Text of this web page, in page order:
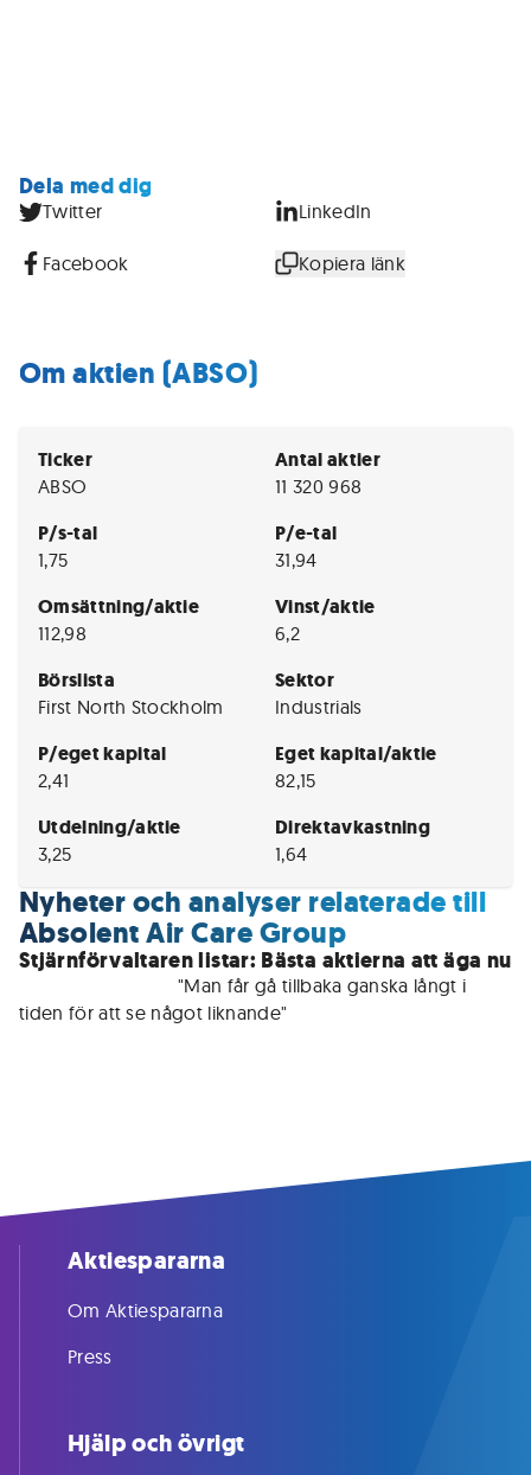
Dela med dig
Twitter LinkedIn
Facebook Kopiera länk
Om aktien (ABSO)
Ticker
ABSO
Antal aktier
11 320 968
P/s-tal
1,75
P/e-tal
31,94
Omsättning/aktie
112,98
Vinst/aktie
6,2
Börslista
First North Stockholm
Sektor
Industrials
P/eget kapital
2,41
Eget kapital/aktie
82,15
Utdelning/aktie
3,25
Direktavkastning
1,64
Nyheter och analyser relaterade till
Absolent Air Care Group
Stjärnförvaltaren listar: Bästa aktierna att äga nu
För medlemmar • "Man får gå tillbaka ganska långt i
tiden för att se något liknande"
Aktiespararna
Om Aktiespararna
Press
Hjälp och övrigt